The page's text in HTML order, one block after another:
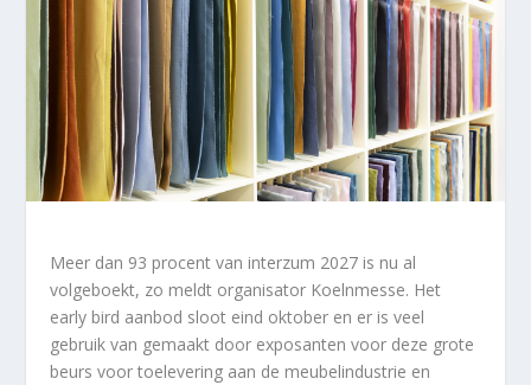
Meer dan 93 procent van interzum 2027 is nu al
volgeboekt, zo meldt organisator Koelnmesse. Het
early bird aanbod sloot eind oktober en er is veel
gebruik van gemaakt door exposanten voor deze grote
beurs voor toelevering aan de meubelindustrie en